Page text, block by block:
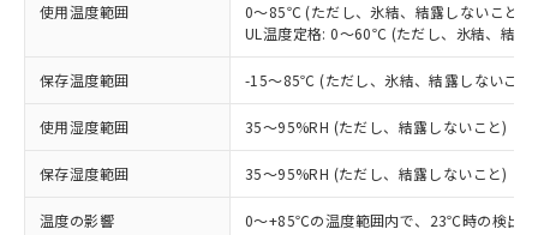
使用温度範囲
0～85℃ (ただし、氷結、結露しないこと)
UL温度定格: 0～60℃ (ただし、氷結、結露
保存温度範囲 -15～85℃ (ただし、氷結、結露しないこと)
使用湿度範囲 35～95%RH (ただし、結露しないこと)
保存湿度範囲 35～95%RH (ただし、結露しないこと)
温度の影響 0～+85℃の温度範囲内で、23℃時の検出
ご利用条件
以下の条件をお読みいただき、同意のうえ
ご利用ください。
本サービスは、当社制御機器事業取扱
商品の当社在庫状況および標準価格
対応予定：EU RoHS指令（10物質）の非含
有に対応した製品に切り替える予定のある
商品です。
対応予定なし：EU RoHS指令（10物質）の
非含有に非対応の商品で、対応品を出す予
定はありません。
調査・確認中：EU RoHS指令（10物質）の
非含有の対応状況を調査中または確認中の
商品です。
※1 中国RoHS○×表